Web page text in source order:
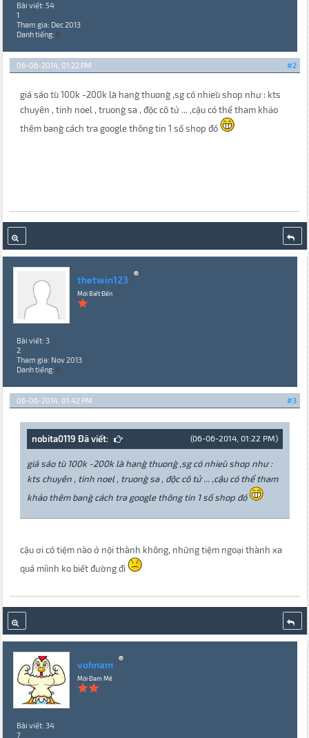
Bài viết: 54
1
Tham gia: Dec 2013
Danh tiếng: 0
#2
06-06-2014, 01:22 PM
giá sáo tu` 100k -200k la` hang` thuong` ,sg có nhieu` shop như : kts
chuyên , tinh noel , truong` sa , độc cô tử ... ,cậu có thể tham khảo
thêm bang` cách tra google thông tin 1 số shop đó
thetwin123
Mới Biết Đến
Bài viết: 3
2
Tham gia: Nov 2013
Danh tiếng: 0
#3
06-06-2014, 01:42 PM
(06-06-2014, 01:22 PM)
nobita0119 Đã viết:
giá sáo tu` 100k -200k la` hang` thuong` ,sg có nhieu` shop như :
kts chuyên , tinh noel , truong` sa , độc cô tử ... ,cậu có thể tham
khảo thêm bang` cách tra google thông tin 1 số shop đó
cậu ơi có tiệm nào ở nội thành không, những tiệm ngoại thành xa
quá miình ko biết đường đi
vohnam
Mới Đam Mê
Bài viết: 34
7